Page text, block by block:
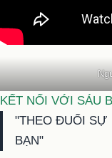
KẾT NỐI VỚI SÁU
"THEO ĐUỔI SỰ
BẠN"